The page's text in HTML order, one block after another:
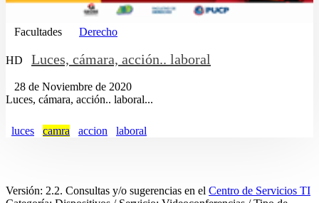
Facultades Derecho
HD Luces, cámara, acción.. laboral
28 de Noviembre de 2020
Luces, cámara, acción.. laboral...
luces camra accion laboral
Versión: 2.2. Consultas y/o sugerencias en el Centro de Servicios TI